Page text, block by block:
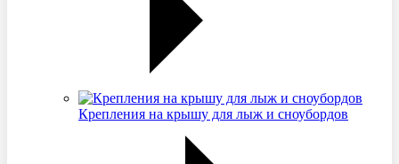
Крепления на крышу для лыж и сноубордов